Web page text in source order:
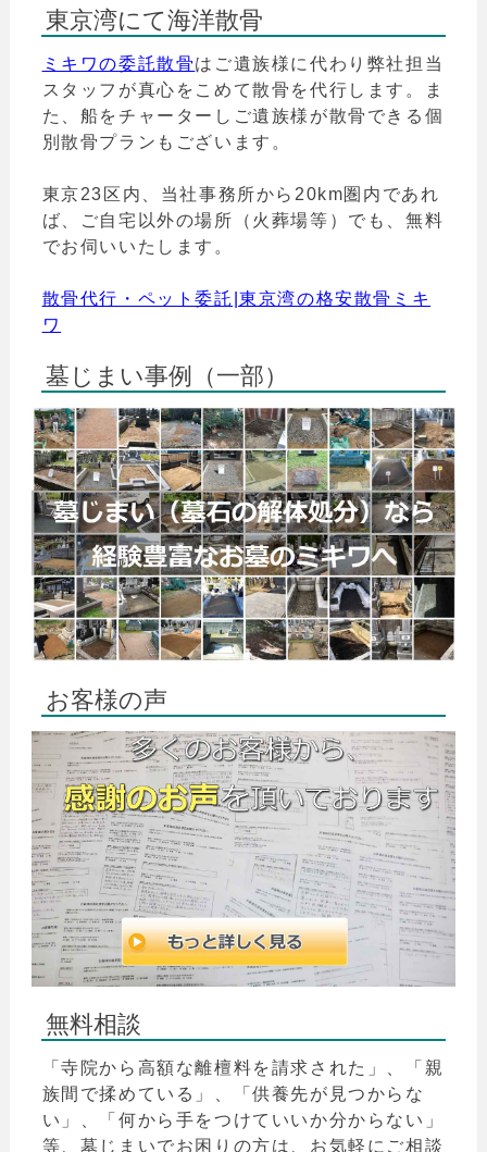
東京湾にて海洋散骨
ミキワの委託散骨はご遺族様に代わり弊社担当
スタッフが真心をこめて散骨を代行します。ま
た、船をチャーターしご遺族様が散骨できる個
別散骨プランもございます。
東京23区内、当社事務所から20km圏内であれ
ば、ご自宅以外の場所（火葬場等）でも、無料
でお伺いいたします。
散骨代行・ペット委託|東京湾の格安散骨ミキ
ワ
墓じまい事例（一部）
お客様の声
無料相談
「寺院から高額な離檀料を請求された」、「親
族間で揉めている」、「供養先が見つからな
い」、「何から手をつけていいか分からない」
等、墓じまいでお困りの方は、お気軽にご相談